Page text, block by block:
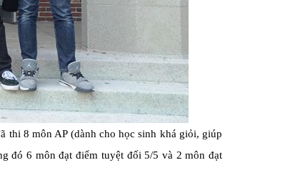
thi 8 môn AP (dành cho học sinh khá giỏi, giúp
đó 6 môn đạt điểm tuyệt đối 5/5 và 2 môn đạt